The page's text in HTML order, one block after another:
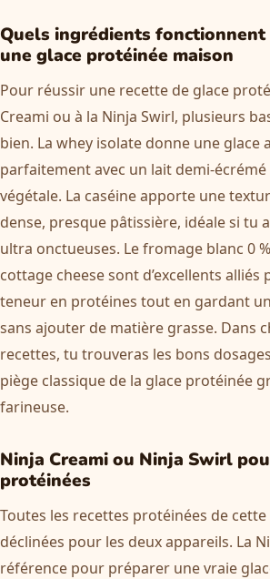
Quels ingrédients
une glace protéinée maison
Pour réussir une recette de glace
Creami ou à la Ninja Swirl, plusieurs
bien. La whey isolate donne une glace
parfaitement avec un lait demi-
végétale. La caséine apporte une
dense, presque pâtissière, idéale si tu
ultra onctueuses. Le fromage blanc 0
cottage cheese sont d’excellents
teneur en protéines tout en gardant
sans ajouter de matière grasse. Dans
recettes, tu trouveras les bons
piège classique de la glace protéinée
farineuse.
Ninja Creami ou Ninja Swirl
protéinées
Toutes les recettes protéinées de
déclinées pour les deux appareils. La
référence pour préparer une vraie